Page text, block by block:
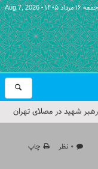
جمعه ۱۶ مرداد ۱۴۰۵ - Aug 7, 2026
شهید در مصلای تهران
هفته نماز جمعه تهران
۰ نظر
چاپ